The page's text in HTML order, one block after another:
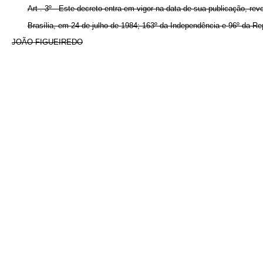
Art . 3º - Este decreto entra em vigor na data de sua publicação,
Brasília, em 24 de julho de 1984; 163º da Independência e 96º da
JOÃO FIGUEIREDO